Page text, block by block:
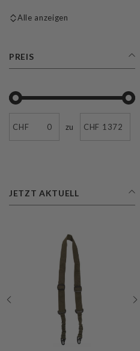
Alle anzeigen
PREIS
CHF zu CHF
JETZT AKTUELL